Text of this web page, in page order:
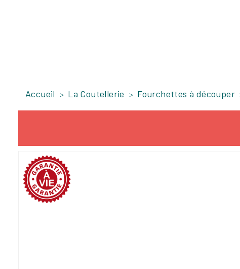
Accueil La Coutellerie Fourchettes à découper